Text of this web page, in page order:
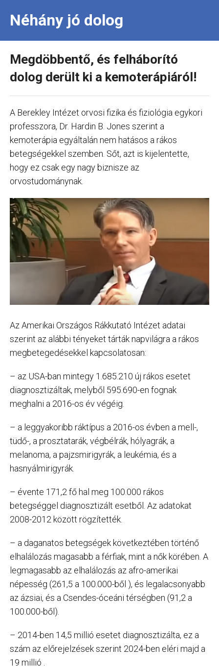
Néhány jó dolog
Megdöbbentő, és felháborító
dolog derült ki a kemoterápiáról!
A Berekley Intézet orvosi fizika és fiziológia egykori
professzora, Dr. Hardin B. Jones szerint a
kemoterápia egyáltalán nem hatásos a rákos
betegségekkel szemben. Sőt, azt is kijelentette,
hogy ez csak egy nagy biznisze az
orvostudománynak.
Az Amerikai Országos Rákkutató Intézet adatai
szerint az alábbi tényeket tárták napvilágra a rákos
megbetegedésekkel kapcsolatosan:
– az USA-ban mintegy 1.685.210 új rákos esetet
diagnosztizáltak, melyből 595.690-en fognak
meghalni a 2016-os év végéig.
– a leggyakoribb ráktípus a 2016-os évben a mell-,
tüdő-, a prosztatarák, végbélrák, hólyagrák, a
melanoma, a pajzsmirigyrák, a leukémia, és a
hasnyálmirigyrák.
– évente 171,2 fő hal meg 100.000 rákos
betegséggel diagnosztizált esetből. Az adatokat
2008-2012 között rögzítették.
– a daganatos betegségek következtében történő
elhalálozás magasabb a férfiak, mint a nők körében. A
legmagasabb az elhalálozás az afro-amerikai
népesség (261,5 a 100.000-ből ), és legalacsonyabb
az ázsiai, és a Csendes-óceáni térségben (91,2 a
100.000-ből).
– 2014-ben 14,5 millió esetet diagnosztizálta, ez a
szám az előrejelzések szerint 2024-ben eléri majd a
19 millió .